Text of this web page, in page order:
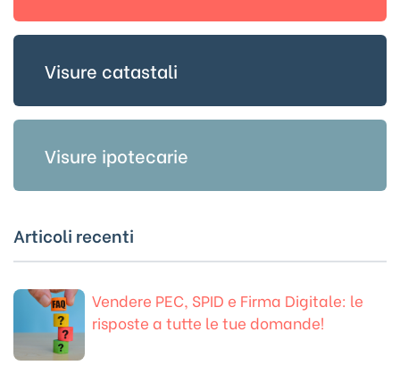
Visure catastali
Visure ipotecarie
Articoli recenti
Vendere PEC, SPID e Firma Digitale: le
risposte a tutte le tue domande!